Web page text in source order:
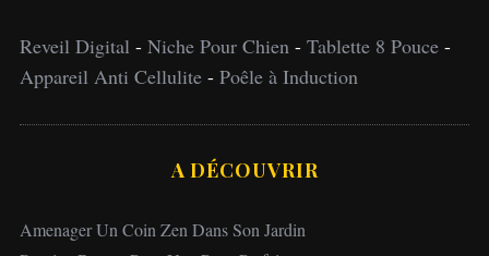
Reveil Digital- Niche Pour Chien- Tablette 8 Pouce-
Appareil Anti Cellulite- Poêle à Induction
A DÉCOUVRIR
Amenager Un Coin Zen Dans Son Jardin